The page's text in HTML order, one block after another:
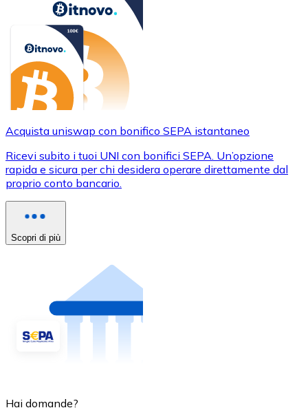
Acquista uniswap con bonifico SEPA istantaneo
Ricevi subito i tuoi UNI con bonifici SEPA. Un’opzione
rapida e sicura per chi desidera operare direttamente dal
proprio conto bancario.
Scopri di più
Hai domande?